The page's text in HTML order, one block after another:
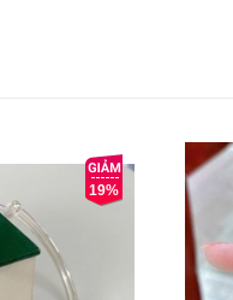
19%